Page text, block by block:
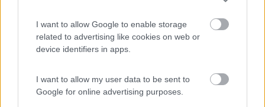
I want to allow Google to enable storage
related to advertising like cookies on web or
device identifiers in apps.
I want to allow my user data to be sent to
Google for online advertising purposes.
Servizi / Posizione
Area verde con scuderia di cavalli, circondata da
pascoli...